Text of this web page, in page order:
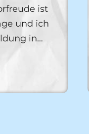
ist
und ich
in…